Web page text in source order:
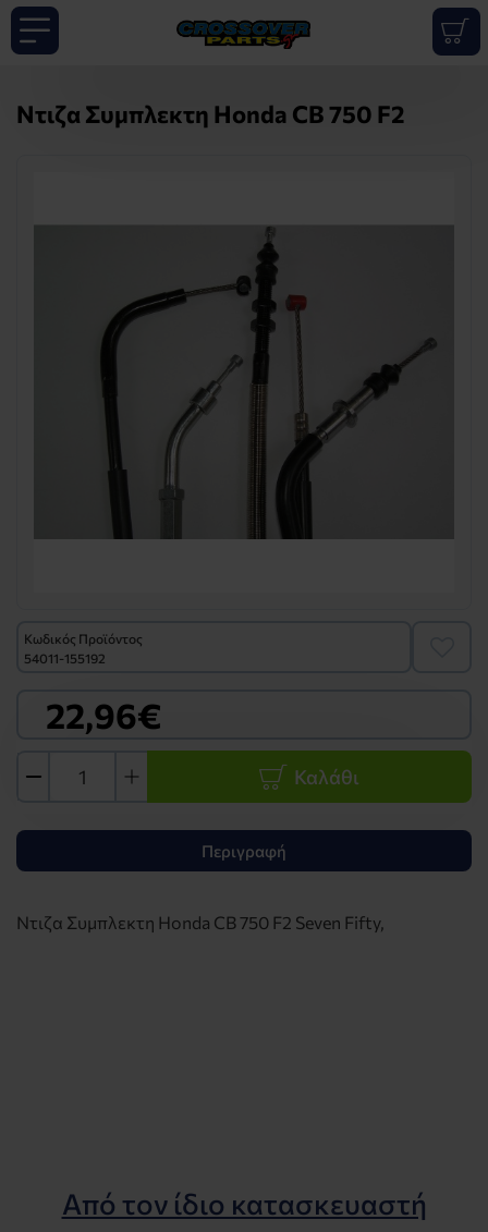
Ντιζα Συμπλεκτη Honda CB 750 F2
Κωδικός Προϊόντος
54011-155192
22,96€
Καλάθι
Περιγραφή
Ντιζα Συμπλεκτη Honda CB 750 F2 Seven Fifty,
Από τον ίδιο κατασκευαστή